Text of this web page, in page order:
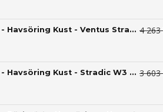
Utklasad Fiskeset - Havsöring Kust - Ventus Stradic - Haspel 4 263
Utklasad Fiskeset - Havsöring Kust - Stradic W3 - Haspel 3 603